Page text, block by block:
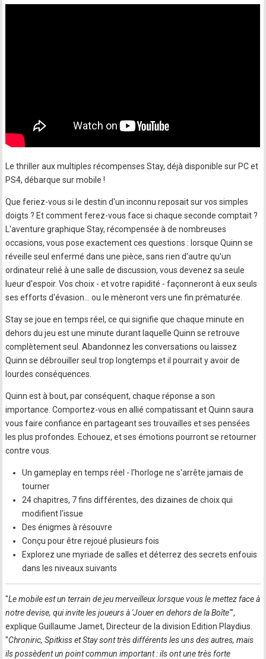
Le thriller aux multiples récompenses Stay, déjà disponible sur PC et
PS4, débarque sur mobile !
Que feriez-vous si le destin d'un inconnu reposait sur vos simples
doigts ? Et comment ferez-vous face si chaque seconde comptait ?
L'aventure graphique Stay, récompensée à de nombreuses
occasions, vous pose exactement ces questions : lorsque Quinn se
réveille seul enfermé dans une pièce, sans rien d'autre qu'un
ordinateur relié à une salle de discussion, vous devenez sa seule
lueur d'espoir. Vos choix - et votre rapidité - façonneront à eux seuls
ses efforts d'évasion… ou le mèneront vers une fin prématurée.
Stay se joue en temps réel, ce qui signifie que chaque minute en
dehors du jeu est une minute durant laquelle Quinn se retrouve
complètement seul. Abandonnez les conversations ou laissez
Quinn se débrouiller seul trop longtemps et il pourrait y avoir de
lourdes conséquences.
Quinn est à bout, par conséquent, chaque réponse a son
importance. Comportez-vous en allié compatissant et Quinn saura
vous faire confiance en partageant ses trouvailles et ses pensées
les plus profondes. Echouez, et ses émotions pourront se retourner
contre vous.
Un gameplay en temps réel - l'horloge ne s'arrête jamais de
tourner
24 chapitres, 7 fins différentes, des dizaines de choix qui
modifient l'issue
Des énigmes à résouvre
Conçu pour être rejoué plusieurs fois
Explorez une myriade de salles et déterrez des secrets enfouis
dans les niveaux suivants
"Le mobile est un terrain de jeu merveilleux lorsque vous le mettez face à
notre devise, qui invite les joueurs à 'Jouer en dehors de la Boîte'",
explique Guillaume Jamet, Directeur de la division Edition Playdius.
"Chroniric, Spitkiss et Stay sont très différents les uns des autres, mais
ils possèdent un point commun important : ils ont une très forte